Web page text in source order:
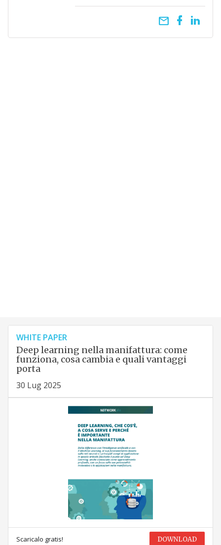
email
WHITE PAPER
Deep learning nella manifattura: come
funziona, cosa cambia e quali vantaggi
porta
30 Lug 2025
Scaricalo gratis! DOWNLOAD